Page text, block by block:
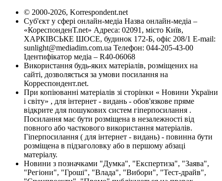
© 2000-2026, Korrespondent.net
Суб'єкт у сфері онлайн-медіа Назва онлайн-медіа –
«КореспонденТ.net» Адреса: 02091, місто Київ,
ХАРКІВСЬКЕ ШОСЕ, будинок 172-Б, офіс 208/1 E-mail:
sunlight@mediadim.com.ua Телефон: 044-205-43-00
Ідентифікатор медіа – R40-06068
Використання будь-яких матеріалів, розміщених на
сайті, дозволяється за умови посилання на
Корреспондент.net.
При копіюванні матеріалів зі сторінки « Новини України
і світу» , для інтернет - видань - обов'язкове пряме
відкрите для пошукових систем гіперпосилання .
Посилання має бути розміщена в незалежності від
повного або часткового використання матеріалів.
Гіперпосилання ( для інтернет - видань) - повинна бути
розміщена в підзаголовку або в першому абзаці
матеріалу.
Новини з позначками "Думка", "Експертиза", "Заява",
"Регіони", "Гроші", "Влада", "Вибори", "Тест-драйв",